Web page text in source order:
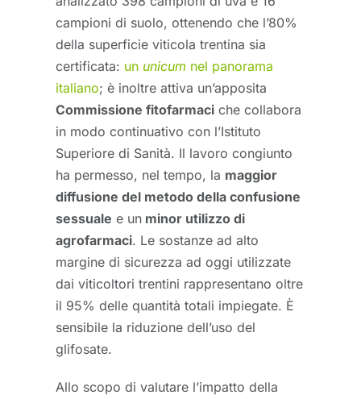
campioni di suolo, ottenendo che l’80%
della superficie viticola trentina sia
certificata: un unicum nel panorama
italiano; è inoltre attiva un’apposita
Commissione fitofarmaci che collabora
in modo continuativo con l’Istituto
Superiore di Sanità. Il lavoro congiunto
ha permesso, nel tempo, la maggior
diffusione del metodo della confusione
sessuale e un minor utilizzo di
agrofarmaci. Le sostanze ad alto
margine di sicurezza ad oggi utilizzate
dai viticoltori trentini rappresentano oltre
il 95% delle quantità totali impiegate. È
sensibile la riduzione dell’uso del
glifosate.
Allo scopo di valutare l’impatto della